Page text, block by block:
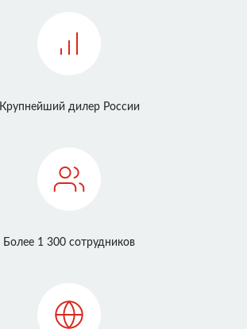
Крупнейший дилер России
Более 1 300 сотрудников